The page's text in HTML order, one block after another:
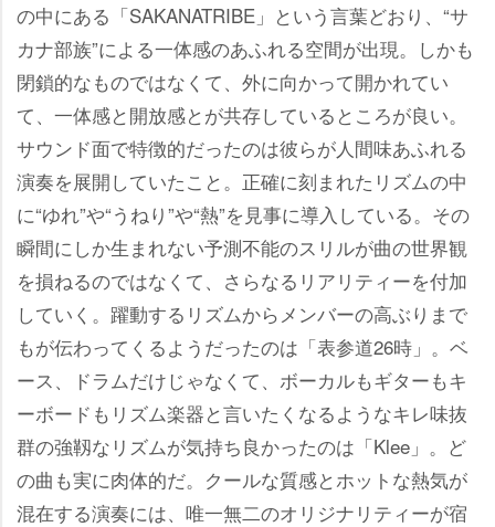
の中にある「SAKANATRIBE」という言葉どおり、“サ
カナ部族”による一体感のあふれる空間が出現。しかも
閉鎖的なものではなくて、外に向かって開かれてい
て、一体感と開放感とが共存しているところが良い。
サウンド面で特徴的だったのは彼らが人間味あふれる
演奏を展開していたこと。正確に刻まれたリズムの中
に“ゆれ”や“うねり”や“熱”を見事に導入している。その
瞬間にしか生まれない予測不能のスリルが曲の世界観
を損ねるのではなくて、さらなるリアリティーを付加
していく。躍動するリズムからメンバーの高ぶりまで
もが伝わってくるようだったのは「表参道26時」。ベ
ース、ドラムだけじゃなくて、ボーカルもギターもキ
ーボードもリズム楽器と言いたくなるようなキレ味抜
群の強靱なリズムが気持ち良かったのは「Klee」。ど
の曲も実に肉体的だ。クールな質感とホットな熱気が
混在する演奏には、唯一無二のオリジナリティーが宿